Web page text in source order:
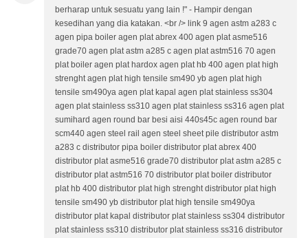
berharap untuk sesuatu yang lain !" - Hampir dengan
kesedihan yang dia katakan. <br /> link 9 agen astm a283 c
agen pipa boiler agen plat abrex 400 agen plat asme516
grade70 agen plat astm a285 c agen plat astm516 70 agen
plat boiler agen plat hardox agen plat hb 400 agen plat high
strenght agen plat high tensile sm490 yb agen plat high
tensile sm490ya agen plat kapal agen plat stainless ss304
agen plat stainless ss310 agen plat stainless ss316 agen plat
sumihard agen round bar besi aisi 440s45c agen round bar
scm440 agen steel rail agen steel sheet pile distributor astm
a283 c distributor pipa boiler distributor plat abrex 400
distributor plat asme516 grade70 distributor plat astm a285 c
distributor plat astm516 70 distributor plat boiler distributor
plat hb 400 distributor plat high strenght distributor plat high
tensile sm490 yb distributor plat high tensile sm490ya
distributor plat kapal distributor plat stainless ss304 distributor
plat stainless ss310 distributor plat stainless ss316 distributor